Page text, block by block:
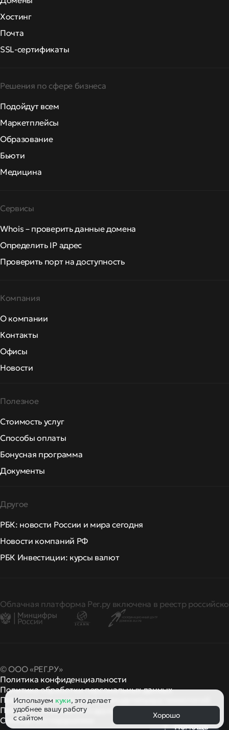
Хостинг
Почта
SSL-сертификаты
Решения по сфере бизнеса
Подойдут всем
Маркетплейсы
Образование
Бьюти
Медицина
Сервисы
Whois – проверить данные домена
Определить IP адрес
Проверить порт на доступность
Компания
О компании
Контакты
Офисы
Новости
Полезное
Стоимость услуг
Способы оплаты
Бонусная программа
Документы
Другое
РБК: новости России и мира сегодня
Новости компаний РФ
РБК Инвестиции: курсы валют
Облачная платформа Рег.ру включена в реестр
© ООО «РЕГ.РУ»
Политика конфиденциальности
Политика обработки персональных данных
Правила применения рекомендательных технологий
Правила пользованияи другие
правила и политики
Сообщить о нарушении
Используем куки, это делает
удобнее вашу работу
с сайтом
Хорошо
Помощь